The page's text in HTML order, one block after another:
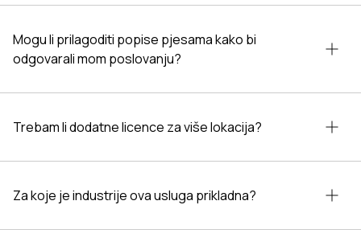
Mogu li prilagoditi popise pjesama kako bi
odgovarali mom poslovanju?
Trebam li dodatne licence za više lokacija?
Za koje je industrije ova usluga prikladna?